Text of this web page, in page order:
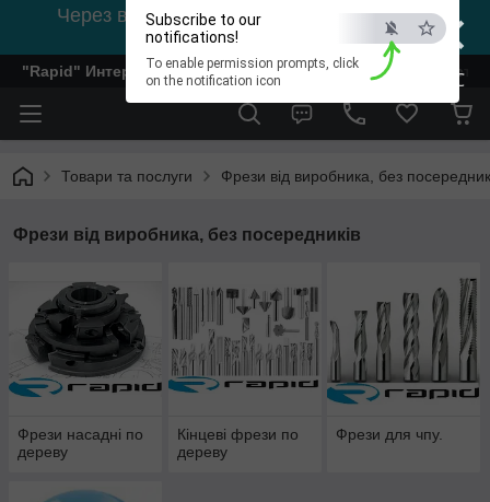
×
ESC
Subscribe to our
notifications!
To enable permission prompts, click
on the notification icon
Через відсутність світла, зв'язок на viber
0978002056
"Rapid" Интернет-магазин деревообрабатывающего
Товари та послуги Фрези від виробника, без
Фрези від виробника, без посередників
Фрези насадні по
дереву
Кінцеві фрези по
дереву
Фрези для чпу.